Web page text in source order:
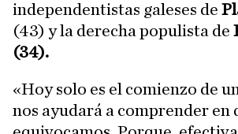
independentistas galeses de
(43) y la derecha populista de
(34).
«Hoy solo es el comienzo de
nos ayudará a comprender en